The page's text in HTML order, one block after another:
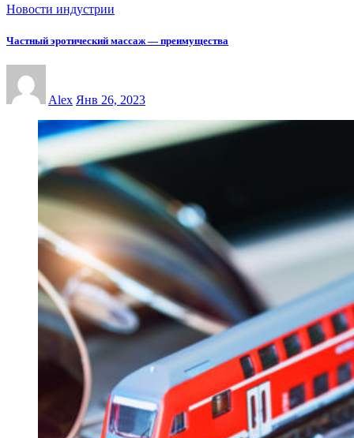
Новости индустрии
Частный эротический массаж — преимущества
Alex Янв 26, 2023